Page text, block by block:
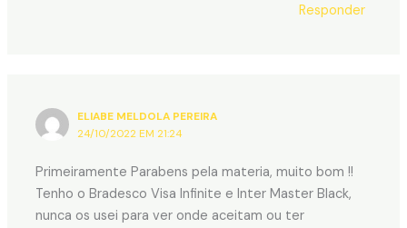
Responder
ELIABE MELDOLA PEREIRA
24/10/2022 EM 21:24
Primeiramente Parabens pela materia, muito bom !!
Tenho o Bradesco Visa Infinite e Inter Master Black,
nunca os usei para ver onde aceitam ou ter